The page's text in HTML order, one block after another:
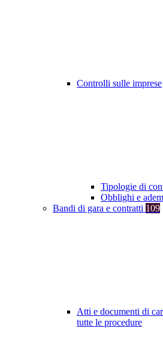
Controlli sulle imprese
Tipologie di
Obblighi e
Bandi di gara e contratti 109
Atti e documenti di
tutte le procedure